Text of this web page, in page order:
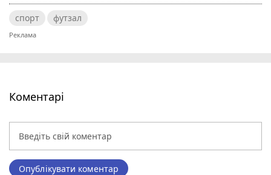
спорт футзал
Коментарі
Опублікувати коментар